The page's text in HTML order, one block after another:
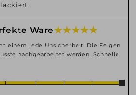
Ware★ ★ ★ ★ ★
einem jede Unsicherheit. Die Felgen
nachgearbeitet werden. Schnelle